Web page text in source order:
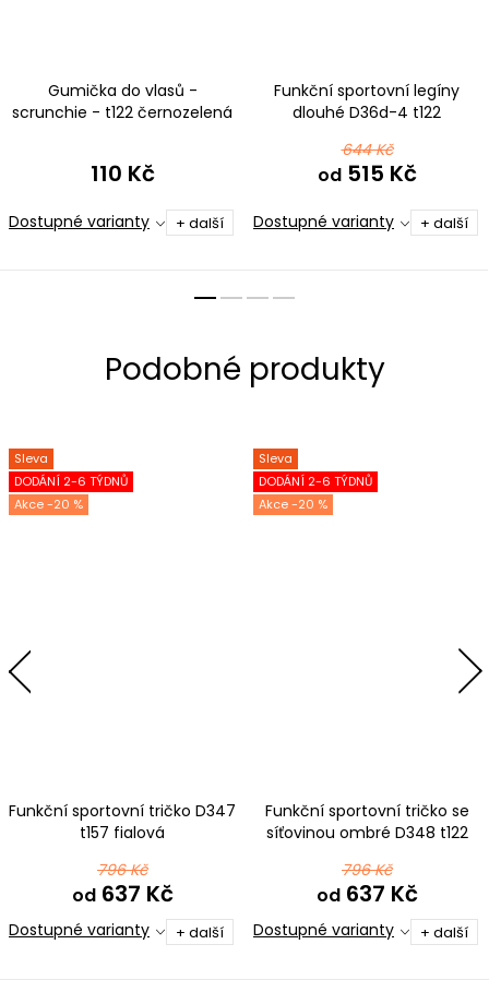
Gumička do vlasů -
scrunchie - t122 černozelená
110 Kč
Dostupné varianty + další
Funkční sportovní legíny
dlouhé D36d-4 t122
644 Kč
od515 Kč
Dostupné varianty + další
Sleva
DODÁNÍ 2-6 TÝDNŮ
-20 %
Funkční sportovní tričko D347
t157 fialová
796 Kč
od637 Kč
Dostupné varianty + další
Sleva
DODÁNÍ 2-6 TÝDNŮ
-20 %
Funkční sportovní tričko se
síťovinou ombré D348 t122
796 Kč
od637 Kč
Dostupné varianty + další